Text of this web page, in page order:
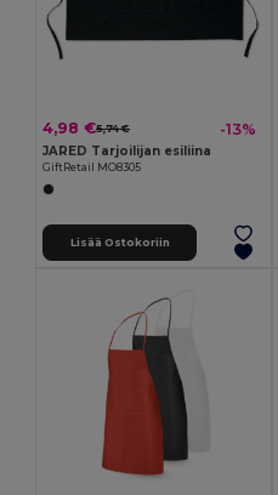
4,98 €5,74 € -13%
JARED Tarjoilijan esiliina
GiftRetail MO8305
Lisää Ostokoriin